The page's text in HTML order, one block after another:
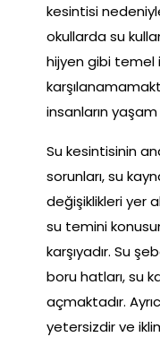
kesintisi
okullarda su
hijyen gibi temel
insanların
Su kesintisinin
sorunları, su
değişiklikleri yer
su temini
karşıyadır. Su
boru hatları, su
açmaktadır.
yetersizdir ve